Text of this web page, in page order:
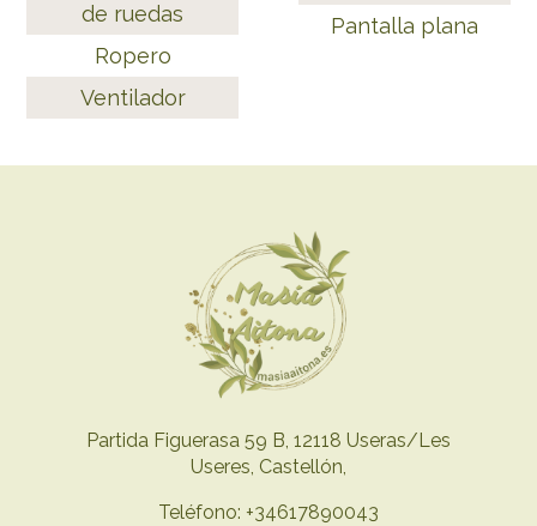
de ruedas
Ropero
Ventilador
Pantalla plana
Partida Figuerasa 59 B, 12118 Useras/Les
Useres, Castellón,
Teléfono: +34617890043